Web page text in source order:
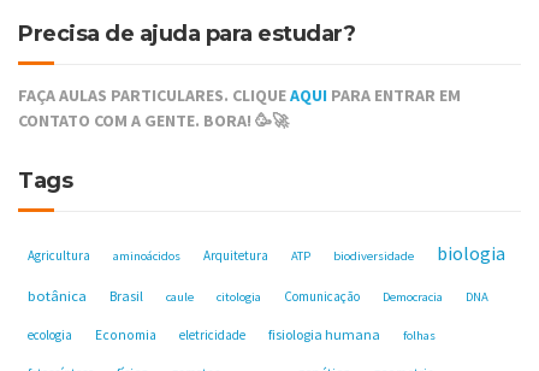
Precisa de ajuda para estudar?
FAÇA AULAS PARTICULARES. CLIQUEAQUI PARA ENTRAR EM
CONTATO COM A GENTE. BORA! 🥳🚀
Tags
Agricultura aminoácidos Arquitetura ATP biodiversidade biologia
botânica Brasil caule citologia Comunicação Democracia DNA
ecologia Economia eletricidade fisiologia humana folhas